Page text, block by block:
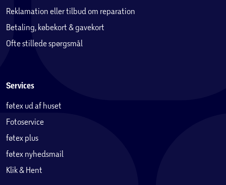
Reklamation eller tilbud om reparation
Betaling, købekort & gavekort
Ofte stillede spørgsmål
Services
føtex ud af huset
Fotoservice
føtex plus
føtex nyhedsmail
Klik & Hent